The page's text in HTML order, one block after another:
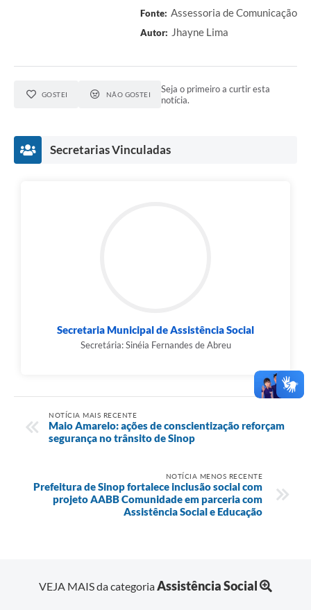
Fonte: Assessoria de Comunicação
Autor: Jhayne Lima
GOSTEI NÃO GOSTEI
Seja o primeiro a curtir esta
notícia.
Secretarias Vinculadas
Secretaria Municipal de Assistência Social
Secretária: Sinéia Fernandes de Abreu
NOTÍCIA MAIS RECENTE
Maio Amarelo: ações de conscientização reforçam
segurança no trânsito de Sinop
NOTÍCIA MENOS RECENTE
Prefeitura de Sinop fortalece inclusão social com
projeto AABB Comunidade em parceria com
Assistência Social e Educação
VEJA MAIS da categoriaAssistência Social